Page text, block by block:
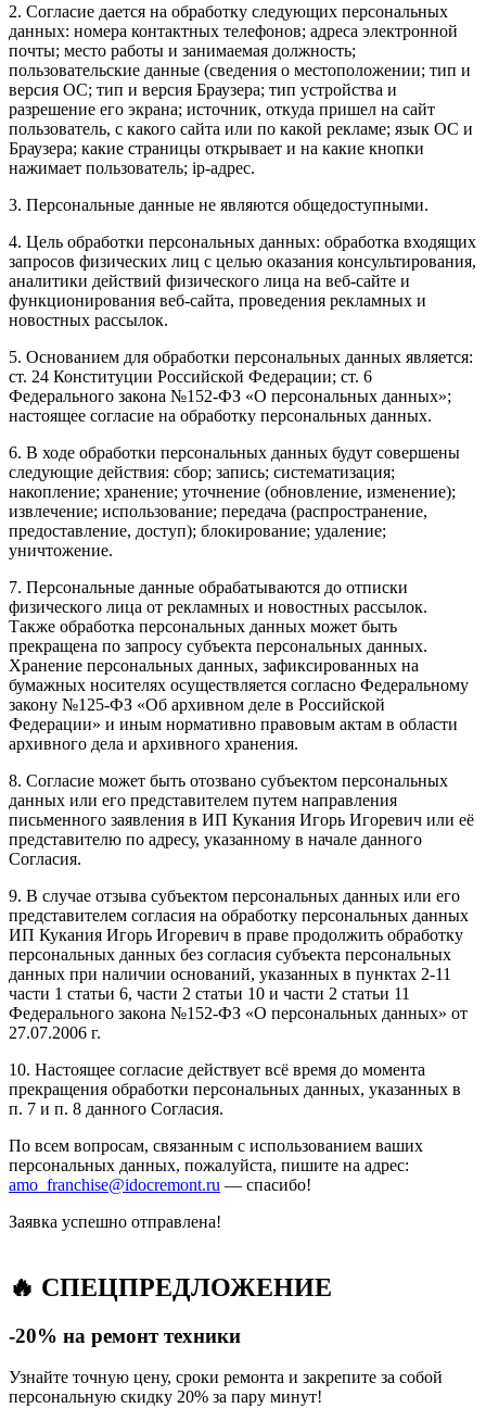
2. Согласие дается на обработку следующих персональных
данных: номера контактных телефонов; адреса электронной
почты; место работы и занимаемая должность;
пользовательские данные (сведения о местоположении; тип и
версия ОС; тип и версия Браузера; тип устройства и
разрешение его экрана; источник, откуда пришел на сайт
пользователь, с какого сайта или по какой рекламе; язык ОС и
Браузера; какие страницы открывает и на какие кнопки
нажимает пользователь; ip-адрес.
3. Персональные данные не являются общедоступными.
4. Цель обработки персональных данных: обработка входящих
запросов физических лиц с целью оказания консультирования,
аналитики действий физического лица на веб-сайте и
функционирования веб-сайта, проведения рекламных и
новостных рассылок.
5. Основанием для обработки персональных данных является:
ст. 24 Конституции Российской Федерации; ст. 6
Федерального закона №152-ФЗ «О персональных данных»;
настоящее согласие на обработку персональных данных.
6. В ходе обработки персональных данных будут совершены
следующие действия: сбор; запись; систематизация;
накопление; хранение; уточнение (обновление, изменение);
извлечение; использование; передача (распространение,
предоставление, доступ); блокирование; удаление;
уничтожение.
7. Персональные данные обрабатываются до отписки
физического лица от рекламных и новостных рассылок.
Также обработка персональных данных может быть
прекращена по запросу субъекта персональных данных.
Хранение персональных данных, зафиксированных на
бумажных носителях осуществляется согласно Федеральному
закону №125-ФЗ «Об архивном деле в Российской
Федерации» и иным нормативно правовым актам в области
архивного дела и архивного хранения.
8. Согласие может быть отозвано субъектом персональных
данных или его представителем путем направления
письменного заявления в ИП Кукания Игорь Игоревич или её
представителю по адресу, указанному в начале данного
Согласия.
9. В случае отзыва субъектом персональных данных или его
представителем согласия на обработку персональных данных
ИП Кукания Игорь Игоревич в праве продолжить обработку
персональных данных без согласия субъекта персональных
данных при наличии оснований, указанных в пунктах 2-11
части 1 статьи 6, части 2 статьи 10 и части 2 статьи 11
Федерального закона №152-ФЗ «О персональных данных» от
27.07.2006 г.
10. Настоящее согласие действует всё время до момента
прекращения обработки персональных данных, указанных в
п. 7 и п. 8 данного Согласия.
По всем вопросам, связанным с использованием ваших
персональных данных, пожалуйста, пишите на адрес:
amo_franchise@idocremont.ru — спасибо!
Заявка успешно отправлена!
🔥 СПЕЦПРЕДЛОЖЕНИЕ
-20% на ремонт техники
Узнайте точную цену, сроки ремонта и закрепите за собой
персональную скидку 20% за пару минут!